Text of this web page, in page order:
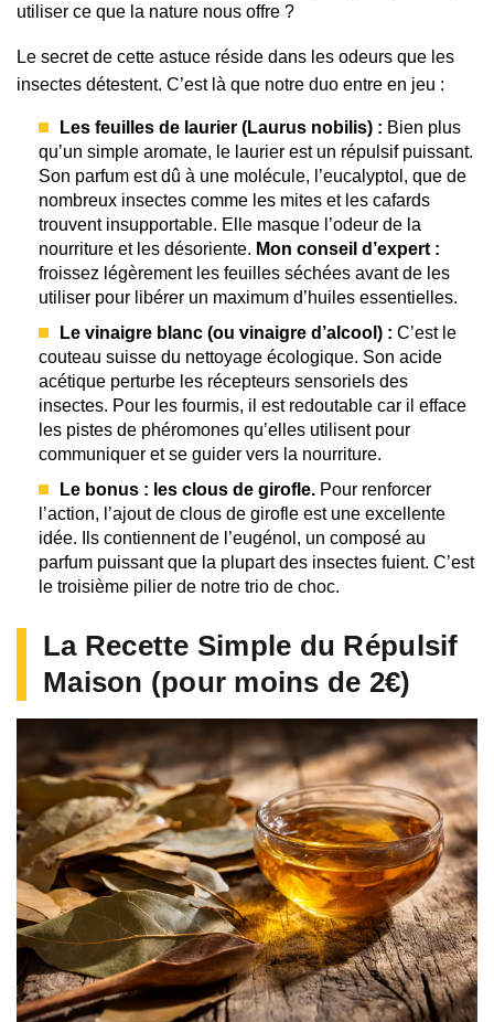
utiliser ce que la nature nous offre ?
Le secret de cette astuce réside dans les odeurs que les
insectes détestent. C’est là que notre duo entre en jeu :
Les feuilles de laurier (Laurus nobilis) : Bien plus
qu’un simple aromate, le laurier est un répulsif puissant.
Son parfum est dû à une molécule, l’eucalyptol, que de
nombreux insectes comme les mites et les cafards
trouvent insupportable. Elle masque l’odeur de la
nourriture et les désoriente. Mon conseil d’expert :
froissez légèrement les feuilles séchées avant de les
utiliser pour libérer un maximum d’huiles essentielles.
Le vinaigre blanc (ou vinaigre d’alcool) : C’est le
couteau suisse du nettoyage écologique. Son acide
acétique perturbe les récepteurs sensoriels des
insectes. Pour les fourmis, il est redoutable car il efface
les pistes de phéromones qu’elles utilisent pour
communiquer et se guider vers la nourriture.
Le bonus : les clous de girofle. Pour renforcer
l’action, l’ajout de clous de girofle est une excellente
idée. Ils contiennent de l’eugénol, un composé au
parfum puissant que la plupart des insectes fuient. C’est
le troisième pilier de notre trio de choc.
La Recette Simple du Répulsif
Maison (pour moins de 2€)